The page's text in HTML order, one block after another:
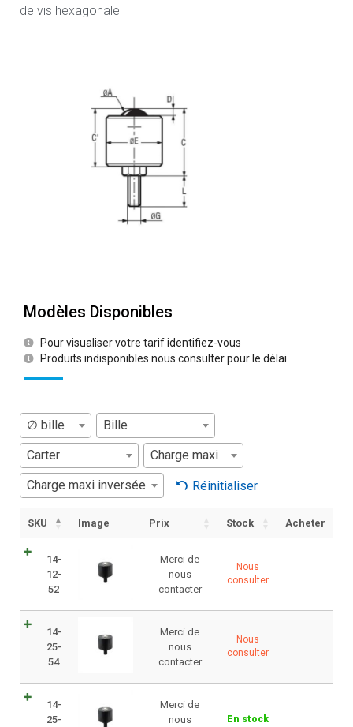
de vis hexagonale
Modèles Disponibles
Pour visualiser votre tarif identifiez-vous
Produits indisponibles nous consulter pour le délai
∅ bille
Bille
Carter
Charge maxi
Charge maxi inversée
Réinitialiser
SKU Image Prix Stock Acheter
14-
12-
52
Merci de
nous
contacter
Nous
consulter
14-
25-
54
Merci de
nous
contacter
Nous
consulter
14-
25-
Merci de
nous
En stock